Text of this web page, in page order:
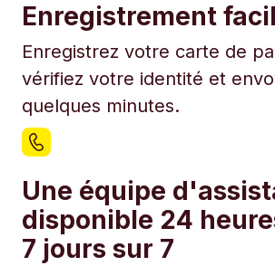
Enregistrement
Enregistrez votre carte de
vérifiez votre identité et
quelques minutes.
Une équipe
disponible 24
7 jours sur 7